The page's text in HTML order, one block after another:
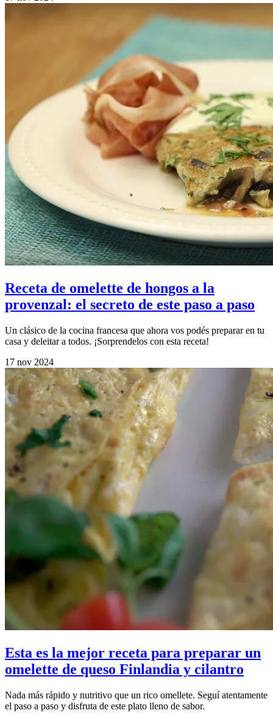
Receta de omelette de hongos a la
provenzal: el secreto de este paso a paso
Un clásico de la cocina francesa que ahora vos podés preparar en tu
casa y deleitar a todos. ¡Sorprendelos con esta receta!
17 nov 2024
Esta es la mejor receta para preparar un
omelette de queso Finlandia y cilantro
Nada más rápido y nutritivo que un rico omellete. Seguí atentamente
el paso a paso y disfruta de este plato lleno de sabor.